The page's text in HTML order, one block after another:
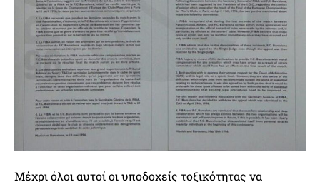
Μέχρι όλοι αυτοί οι υποδοχείς τοξικότητας να